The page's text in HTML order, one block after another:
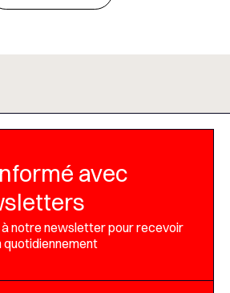
avec
notre newsletter pour recevoir
quotidiennement